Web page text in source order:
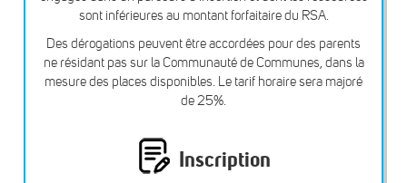
sont inférieures au montant forfaitaire du RSA.
Des dérogations peuvent être accordées pour des parents
ne résidant pas sur la Communauté de Communes, dans la
mesure des places disponibles. Le tarif horaire sera majoré
de 25%.
Inscription